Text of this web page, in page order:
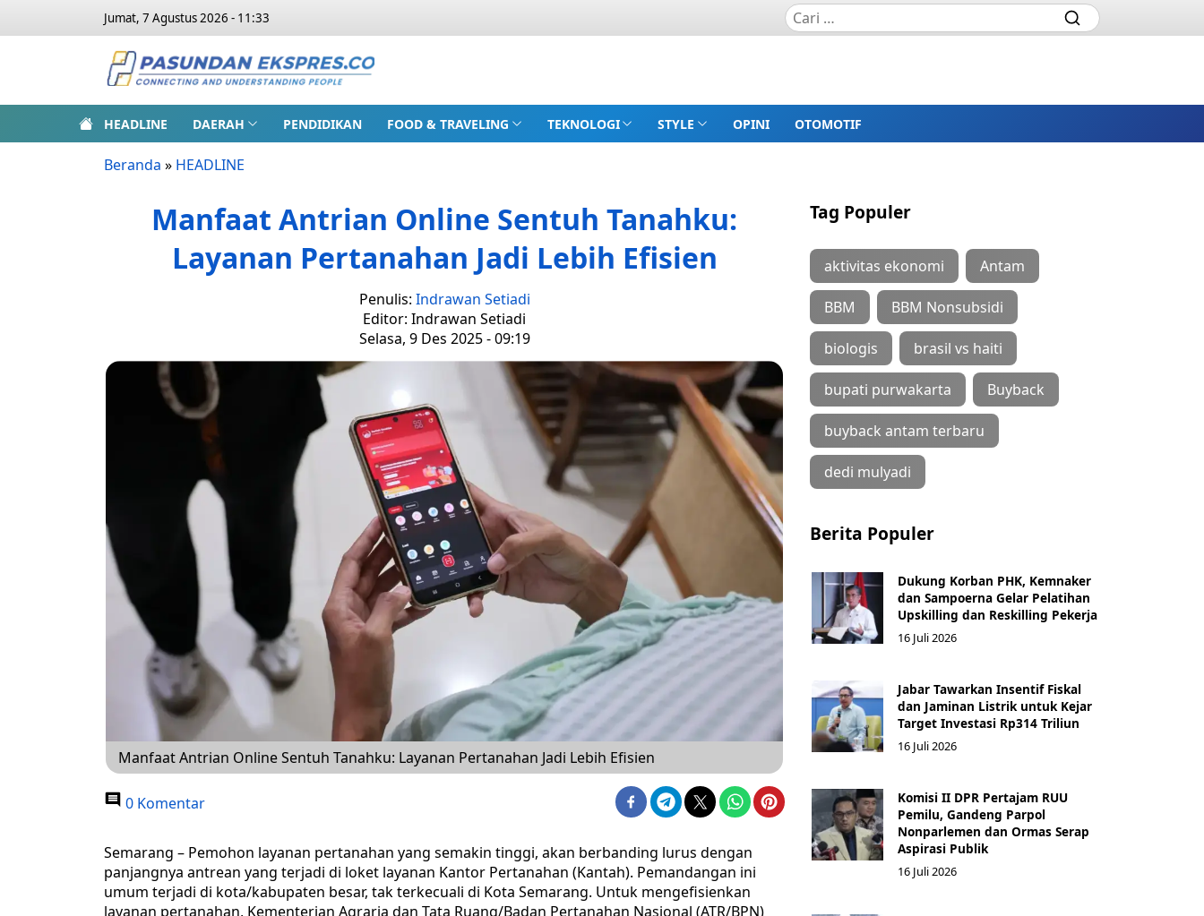
Jumat, 7 Agustus 2026 - 11:33
HEADLINE DAERAH PENDIDIKAN FOOD & TRAVELING TEKNOLOGI STYLE OPINI OTOMOTIF
Beranda » HEADLINE
Manfaat Antrian Online Sentuh Tanahku:
Layanan Pertanahan Jadi Lebih Efisien
Penulis: Indrawan Setiadi
Editor: Indrawan Setiadi
Selasa, 9 Des 2025 - 09:19
Manfaat Antrian Online Sentuh Tanahku: Layanan Pertanahan Jadi Lebih Efisien
0 Komentar
Semarang – Pemohon layanan pertanahan yang semakin tinggi, akan berbanding lurus dengan
panjangnya antrean yang terjadi di loket layanan Kantor Pertanahan (Kantah). Pemandangan ini
umum terjadi di kota/kabupaten besar, tak terkecuali di Kota Semarang. Untuk mengefisienkan
layanan pertanahan, Kementerian Agraria dan Tata Ruang/Badan Pertanahan Nasional (ATR/BPN)
Tag Populer
aktivitas ekonomi Antam
BBM BBM Nonsubsidi
biologis brasil vs haiti
bupati purwakarta Buyback
buyback antam terbaru
dedi mulyadi
Berita Populer
Dukung Korban PHK, Kemnaker
dan Sampoerna Gelar Pelatihan
Upskilling dan Reskilling Pekerja
16 Juli 2026
Jabar Tawarkan Insentif Fiskal
dan Jaminan Listrik untuk Kejar
Target Investasi Rp314 Triliun
16 Juli 2026
Komisi II DPR Pertajam RUU
Pemilu, Gandeng Parpol
Nonparlemen dan Ormas Serap
Aspirasi Publik
16 Juli 2026